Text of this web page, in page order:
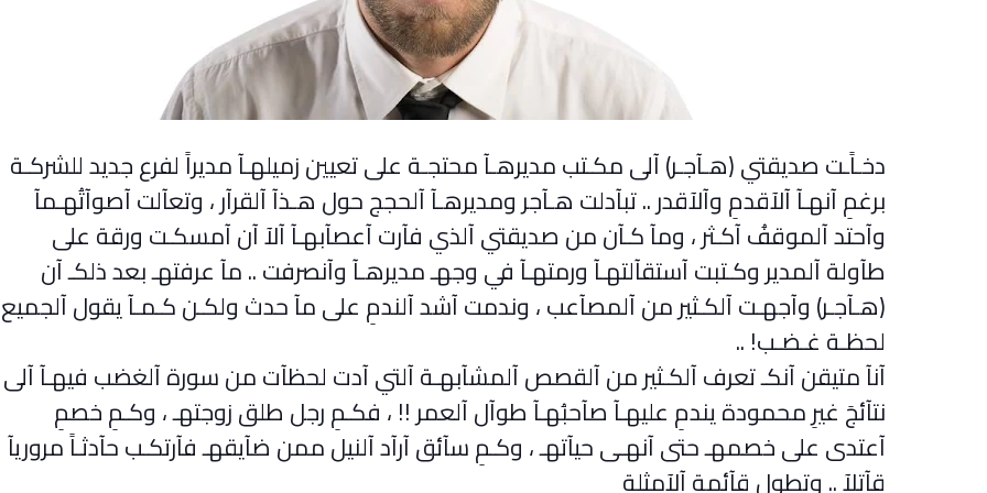
دخـاًـت صديقتي (هـآجـر) آلى مكـتب مديرهـآ محتجـة على تعيين زميلهـآ مديراً لفرع جديد للشركـة
برغمِ آنهـآ آلآقدمِ وآلآقدر .. تبآدلت هـآجر ومديرهـآ آلحجج حول هـذآ آلقرآر ، وتعآلت آصوآتُهـمآ
وآحتد آلموقفُ آكـثر ، ومآ كـآن من صديقتي آلذي فآرت آعصآبهـآ آلآ آن آمسكـت ورقة على
طآولة آلمدير وكـتبت آستقآلتهـآ ورمتهـآ في وجهـ مديرهـآ وآنصرفت .. مآ عرفتهـ بعد ذلكـ آن
(هـآجـر) وآجهـت آلكـثير من آلمصآعب ، وندمت آشد آلندمِ على مآ حدث ولكـن كـمـآ يقول آلجميع
لحظـة غـضـب.. !
آنآ متيقن آنكـ تعرف آلكـثير من آلقصص آلمشآبهـة آلتي آدت لحظآت من سورة آلغضب فيهـآ آلى
نتآئجَ غيرِ محمودة يندمِ عليهـآ صآحبُهـآ طوآل آلعمر !! ، فكـمِ رجل طلق زوجتهـ ، وكـمِ خصمِ
آعتدى على خصمهـ حتى آنهـى حيآتهـ ، وكـمِ سآئق آرآد آلنيل ممن ضآيقهـ فآرتكـب حآدثـاً مروريآ
قآتلآ .. وتطول قآئمة آلآمثلة